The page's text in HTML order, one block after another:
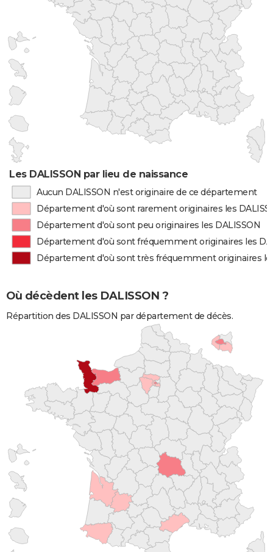
Les DALISSON par lieu de naissance
Aucun DALISSON n'est originaire de ce département
Département d'où sont rarement originaires les
Département d'où sont peu originaires les DALISSON
Département d'où sont fréquemment originaires les
Département d'où sont très fréquemment originaires
Où décèdent les DALISSON ?
Répartition des DALISSON par département de décès.